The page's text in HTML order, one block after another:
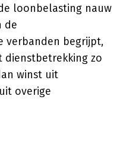
loonbelasting nauw
de
verbanden begrijpt,
zo
winst uit
overige